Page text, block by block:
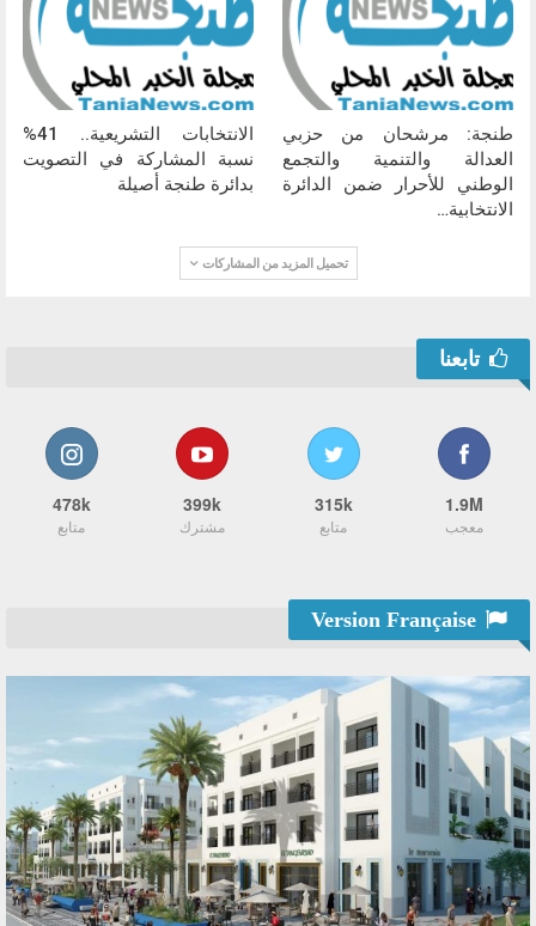
طنجة: مرشحان من حزبي
العدالة والتنمية والتجمع
الوطني للأحرار ضمن الدائرة
الانتخابية…
الانتخابات التشريعية.. 41%
نسبة المشاركة في التصويت
بدائرة طنجة أصيلة
تحميل المزيد من المشاركات
تابعنا
1.9M
معجب
315k
متابع
399k
مشترك
478k
متابع